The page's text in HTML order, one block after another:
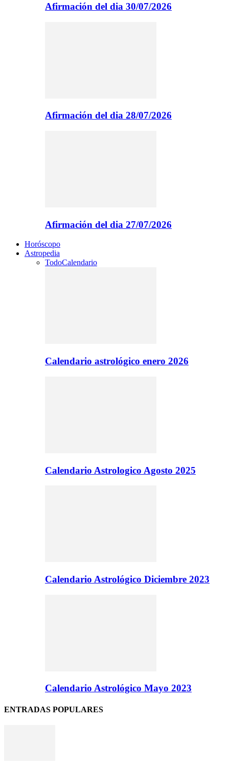
Afirmación del dia 30/07/2026
Afirmación del dia 28/07/2026
Afirmación del dia 27/07/2026
Horóscopo
Astropedia
TodoCalendario
Calendario astrológico enero 2026
Calendario Astrologico Agosto 2025
Calendario Astrológico Diciembre 2023
Calendario Astrológico Mayo 2023
ENTRADAS POPULARES